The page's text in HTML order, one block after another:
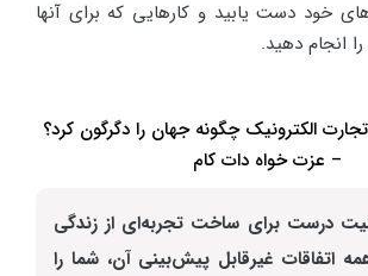
خود دست یابید و کارهایی که برای آنها
انجام دهید.
تجارت الکترونیک چگونه جهان را دگرگون کرد؟
– عزت خواه دات کام
درست برای ساخت تجربه‌ای از زندگی
اتفاقات غیرقابل پیش‌بینی آن، شما را